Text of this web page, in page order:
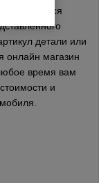
детали или
онлайн магазин
время вам
и